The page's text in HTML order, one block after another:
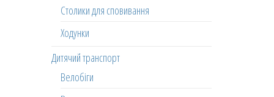
Столики для сповивання
Ходунки
Дитячий транспорт
Велобіги